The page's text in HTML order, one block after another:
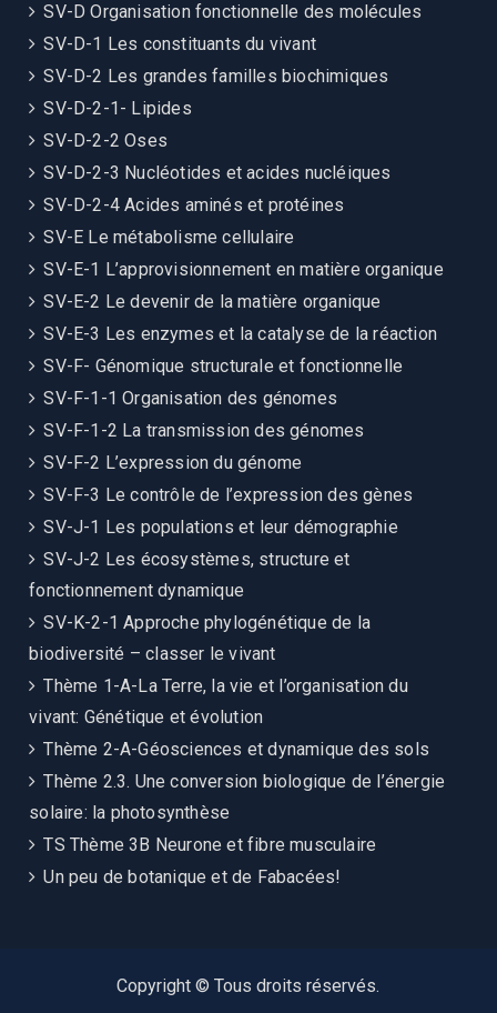
SV-D Organisation fonctionnelle des molécules
SV-D-1 Les constituants du vivant
SV-D-2 Les grandes familles biochimiques
SV-D-2-1- Lipides
SV-D-2-2 Oses
SV-D-2-3 Nucléotides et acides nucléiques
SV-D-2-4 Acides aminés et protéines
SV-E Le métabolisme cellulaire
SV-E-1 L’approvisionnement en matière organique
SV-E-2 Le devenir de la matière organique
SV-E-3 Les enzymes et la catalyse de la réaction
SV-F- Génomique structurale et fonctionnelle
SV-F-1-1 Organisation des génomes
SV-F-1-2 La transmission des génomes
SV-F-2 L’expression du génome
SV-F-3 Le contrôle de l’expression des gènes
SV-J-1 Les populations et leur démographie
SV-J-2 Les écosystèmes, structure et
fonctionnement dynamique
SV-K-2-1 Approche phylogénétique de la
biodiversité – classer le vivant
Thème 1-A-La Terre, la vie et l’organisation du
vivant: Génétique et évolution
Thème 2-A-Géosciences et dynamique des sols
Thème 2.3. Une conversion biologique de l’énergie
solaire: la photosynthèse
TS Thème 3B Neurone et fibre musculaire
Un peu de botanique et de Fabacées!
Copyright © Tous droits réservés.